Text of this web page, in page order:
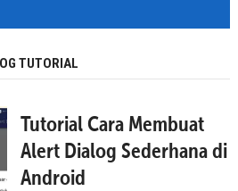
TUTORIAL
Tutorial Cara Membuat
Alert Dialog Sederhana di
Android